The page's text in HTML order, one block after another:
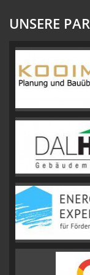
UNSERE